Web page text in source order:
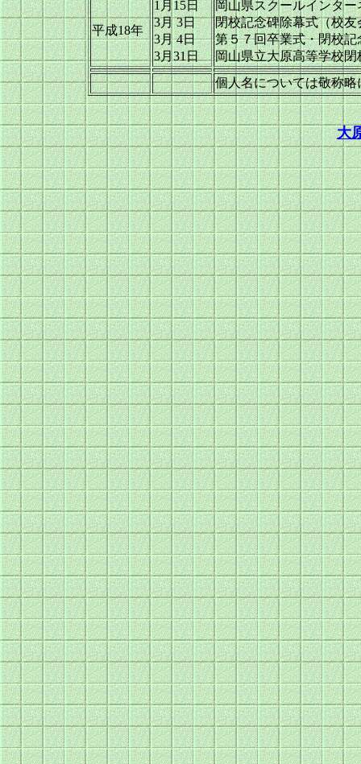
平成18年
1月15日
3月 3日
3月 4日
3月31日
岡山県スクールインタ
閉校記念碑除幕式（校友
第５７回卒業式・閉校
岡山県立大原高等学校閉
個人名については敬称
大